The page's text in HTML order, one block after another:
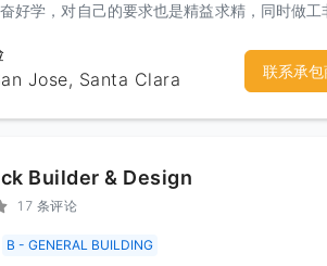
好学，对自己的要求也是精益求精，同时做工
Jose, Santa Clara
联系承包
Builder & Design
17 条评论
B - GENERAL BUILDING